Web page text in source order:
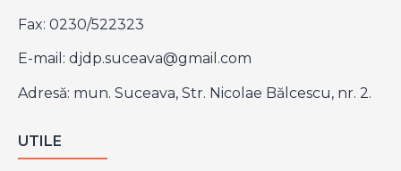
Fax: 0230/522323
E-mail: djdp.suceava@gmail.com
Adresă: mun. Suceava, Str. Nicolae Bălcescu, nr. 2.
UTILE